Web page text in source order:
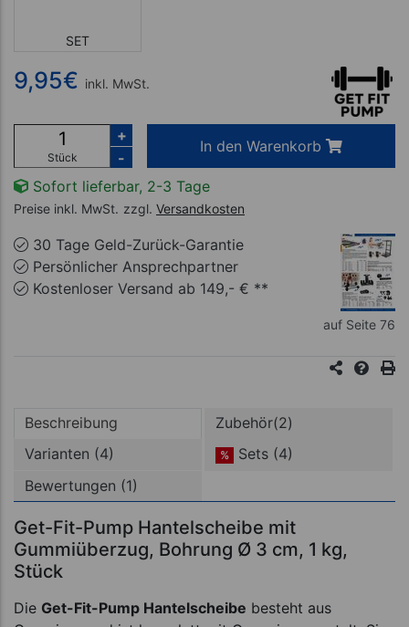
SET
9,95€ inkl. MwSt.
Stück
+
-
In den Warenkorb
Sofort lieferbar, 2-3 Tage
Preise inkl. MwSt. zzgl. Versandkosten
30 Tage Geld-Zurück-Garantie
Persönlicher Ansprechpartner
Kostenloser Versand ab 149,- € **
auf Seite 76
Beschreibung
Zubehör(2)
Varianten (4)
%
Sets (4)
Bewertungen (1)
Get-Fit-Pump Hantelscheibe mit
Gummiüberzug, Bohrung Ø 3 cm, 1 kg,
Stück
Die Get-Fit-Pump Hantelscheibe besteht aus